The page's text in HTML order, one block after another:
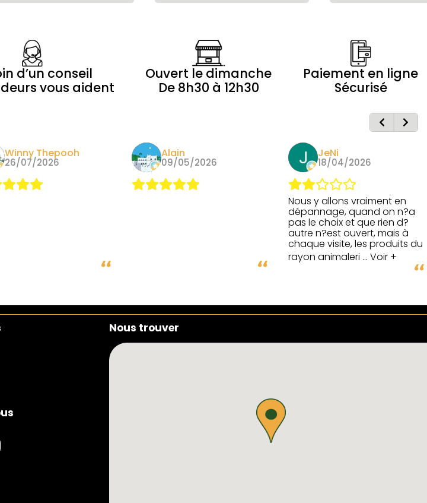
d’un conseil
vous aident
Ouvert le dimanche
De 8h30 à 12h30
Paiement en ligne
Sécurisé
Winny Thepooh
26/07/2026
Alain
09/05/2026
JeNi
18/04/2026
Nous y allons vraiment en
dépannage, quand on n?a
pas le choix et que rien d?
autre n?est ouvert, mais à
chaque visite, les produits du
rayon animaleri ... Voir +
Nous trouver